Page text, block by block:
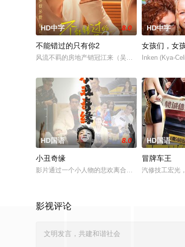
HD中字 8.0
不能错过的只有你2
风流不羁的房地产销冠江来（吴翊歌 饰），为利益
HD中字
女孩们，女
Inken (Kya-
HD国语 8.0
小丑奇缘
影片通过一个小人物的悲欢离合，宣扬了树立正确
HD国语
冒牌车王
汽修技工宏光
影视评论